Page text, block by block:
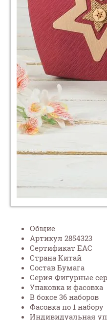
Общие
Артикул 2854323
Сертификат ЕАС
Страна Китай
Состав Бумага
Серия Фигурные
Упаковка и фасовка
В боксе 36 наборов
Фасовка по 1 набору
Индивидуальная